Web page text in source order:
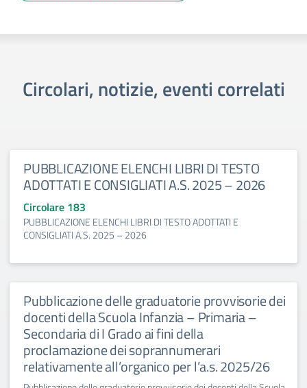
Circolari, notizie, eventi correlati
PUBBLICAZIONE ELENCHI LIBRI DI TESTO
ADOTTATI E CONSIGLIATI A.S. 2025 – 2026
Circolare 183
PUBBLICAZIONE ELENCHI LIBRI DI TESTO ADOTTATI E
CONSIGLIATI A.S. 2025 – 2026
Pubblicazione delle graduatorie provvisorie dei
docenti della Scuola Infanzia – Primaria –
Secondaria di I Grado ai fini della
proclamazione dei soprannumerari
relativamente all’organico per l’a.s. 2025/26